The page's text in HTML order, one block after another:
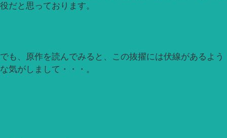
役だと思っております。
でも、原作を読んでみると、この抜擢には伏線があるよう
な気がしまして・・・。